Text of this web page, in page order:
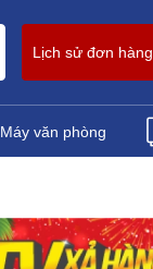
Lịch sử đơn hàng
Máy văn phòng